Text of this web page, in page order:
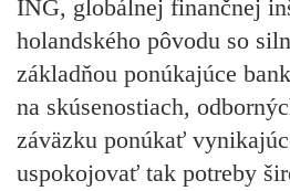
ING, globálnej finančnej
holandského pôvodu so
základňou ponúkajúce
na skúsenostiach,
záväzku ponúkať
uspokojovať tak potreby